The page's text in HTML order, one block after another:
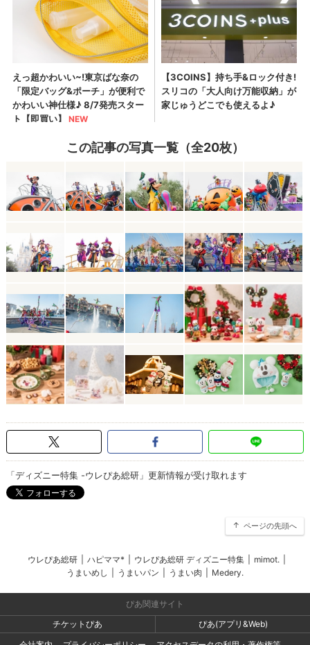
この記事の写真一覧（全20枚）
「ディズニー特集 -ウレぴあ総研」更新情報が受け取れます
ページの先頭へ
ウレぴあ総研 ハピママ* ウレぴあ総研 ディズニー特集 mimot.
うまいめし
うまいパン うまい肉 Medery.
ぴあ関連サイト
チケットぴあ
ぴあ(アプリ&Web)